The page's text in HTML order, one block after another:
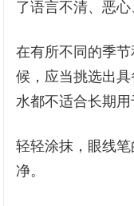
了语言不清、恶心
在有所不同的季
候，应当挑选出
水都不适合长期用
轻轻涂抹，眼线
净。